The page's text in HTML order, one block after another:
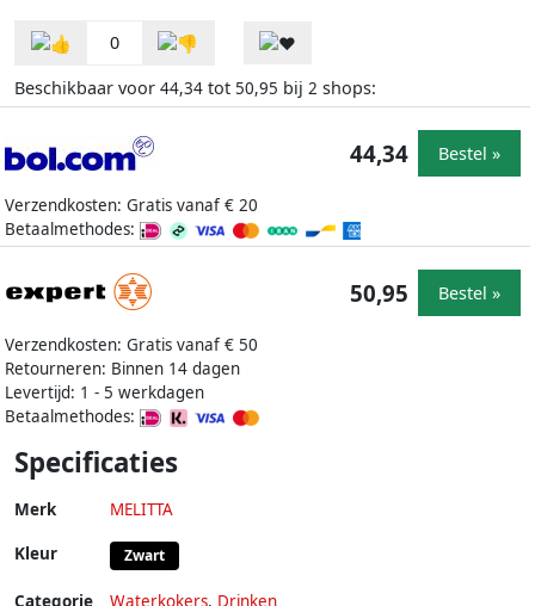
0
Beschikbaar voor 44,34 tot 50,95 bij 2 shops:
Verzendkosten: Gratis vanaf € 20
Betaalmethodes:
44,34 Bestel »
Verzendkosten: Gratis vanaf € 50
Retourneren: Binnen 14 dagen
Levertijd: 1 - 5 werkdagen
Betaalmethodes:
50,95 Bestel »
Specificaties
Merk MELITTA
Kleur Zwart
Categorie Waterkokers, Drinken